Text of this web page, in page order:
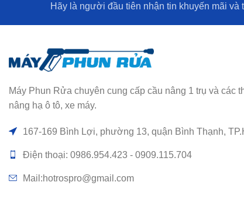
Hãy là người đầu tiên nhận tin khuyến mãi và
Máy Phun Rửa chuyên cung cấp cầu nâng 1 trụ và các
nâng hạ ô tô, xe máy.
167-169 Bình Lợi, phường 13, quận Bình Thạnh,
Điện thoại: 0986.954.423 - 0909.115.704
Mail:hotrospro@gmail.com